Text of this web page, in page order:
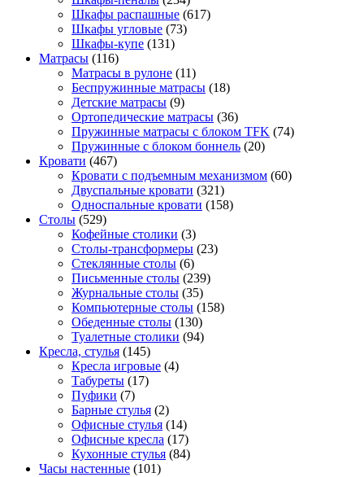
Шкафы распашные (617)
Шкафы угловые (73)
Шкафы-купе (131)
Матрасы (116)
Матрасы в рулоне (11)
Беспружинные матрасы (18)
Детские матрасы (9)
Ортопедические матрасы (36)
Пружинные матрасы с блоком TFK (74)
Пружинные с блоком боннель (20)
Кровати (467)
Кровати с подъемным механизмом (60)
Двуспальные кровати (321)
Односпальные кровати (158)
Столы (529)
Кофейные столики (3)
Столы-трансформеры (23)
Стеклянные столы (6)
Письменные столы (239)
Журнальные столы (35)
Компьютерные столы (158)
Обеденные столы (130)
Туалетные столики (94)
Кресла, стулья (145)
Кресла игровые (4)
Табуреты (17)
Пуфики (7)
Барные стулья (2)
Офисные стулья (14)
Офисные кресла (17)
Кухонные стулья (84)
Часы настенные (101)